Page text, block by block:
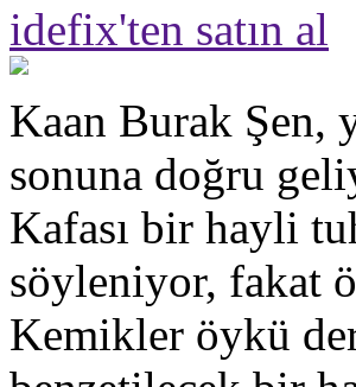
idefix'ten satın al
Kaan Burak Şen,
sonuna doğru
Kafası bir hayli
söyleniyor, fakat
Kemikler öykü